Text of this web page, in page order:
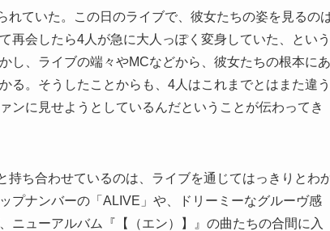
ていた。この日のライブで、彼女たちの姿を見るの
再会したら4人が急に大人っぽく変身していた、という
し、ライブの端々やMCなどから、彼女たちの根本にあ
る。そうしたことからも、4人はこれまでとはまた違う
ンに見せようとしているんだということが伝わってき
ち合わせているのは、ライブを通じてはっきりとわ
プナンバーの「ALIVE」や、ドリーミーなグルーヴ感
ニューアルバム『【（エン）】』の曲たちの合間に入